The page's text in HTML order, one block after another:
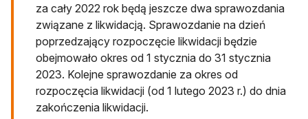
za cały 2022 rok będą jeszcze dwa sprawozdania
związane z likwidacją. Sprawozdanie na dzień
poprzedzający rozpoczęcie likwidacji będzie
obejmowało okres od 1 stycznia do 31 stycznia
2023. Kolejne sprawozdanie za okres od
rozpoczęcia likwidacji (od 1 lutego 2023 r.) do dnia
zakończenia likwidacji.